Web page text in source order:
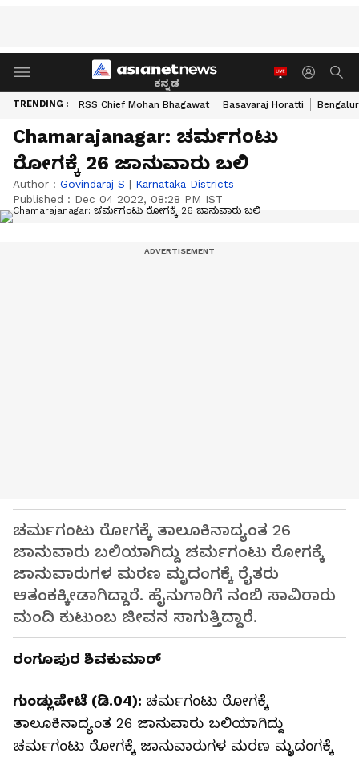
ಕನ್ನಡ
TRENDING : RSS Chief Mohan Bhagawat Basavaraj Horatti
Chamarajanagar: ಚರ್ಮಗಂಟು
ರೋಗಕ್ಕೆ 26 ಜಾನುವಾರು ಬಲಿ
Author : Govindaraj S | Karnataka Districts
Published : Dec 04 2022, 08:28 PM IST
ಚರ್ಮಗಂಟು ರೋಗಕ್ಕೆ ತಾಲೂಕಿನಾದ್ಯಂತ 26
ಜಾನುವಾರು ಬಲಿಯಾಗಿದ್ದು ಚರ್ಮಗಂಟು ರೋಗಕ್ಕೆ
ಜಾನುವಾರುಗಳ ಮರಣ ಮೃದಂಗಕ್ಕೆ ರೈತರು
ಆತಂಕಕ್ಕೀಡಾಗಿದ್ದಾರೆ. ಹೈನುಗಾರಿಗೆ ನಂಬಿ ಸಾವಿರಾರು
ಮಂದಿ ಕುಟುಂಬ ಜೀವನ ಸಾಗುತ್ತಿದ್ದಾರೆ.
ರಂಗೂಪುರ ಶಿವಕುಮಾರ್‌
ಗುಂಡ್ಲುಪೇಟೆ (ಡಿ.04): ಚರ್ಮಗಂಟು ರೋಗಕ್ಕೆ
ತಾಲೂಕಿನಾದ್ಯಂತ 26 ಜಾನುವಾರು ಬಲಿಯಾಗಿದ್ದು
ಚರ್ಮಗಂಟು ರೋಗಕ್ಕೆ ಜಾನುವಾರುಗಳ ಮರಣ ಮೃದಂಗಕ್ಕೆ